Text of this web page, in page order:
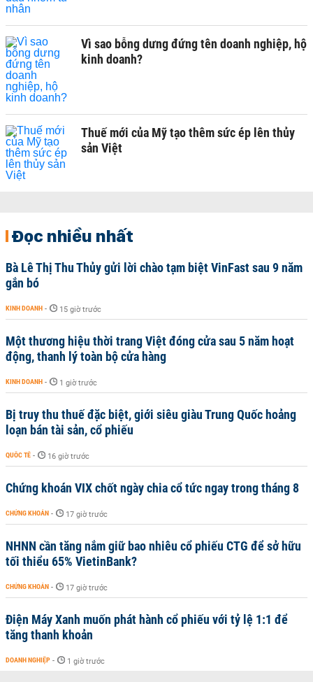
Vì sao bỗng dưng đứng tên doanh nghiệp, hộ
kinh doanh?
Thuế mới của Mỹ tạo thêm sức ép lên thủy
sản Việt
Đọc nhiều nhất
Bà Lê Thị Thu Thủy gửi lời chào tạm biệt VinFast sau 9 năm
gắn bó
KINH DOANH - 15 giờ trước
Một thương hiệu thời trang Việt đóng cửa sau 5 năm hoạt
động, thanh lý toàn bộ cửa hàng
KINH DOANH - 1 giờ trước
Bị truy thu thuế đặc biệt, giới siêu giàu Trung Quốc hoảng
loạn bán tài sản, cổ phiếu
QUỐC TẾ - 16 giờ trước
Chứng khoán VIX chốt ngày chia cổ tức ngay trong tháng 8
CHỨNG KHOÁN - 17 giờ trước
NHNN cần tăng nắm giữ bao nhiêu cổ phiếu CTG để sở hữu
tối thiểu 65% VietinBank?
CHỨNG KHOÁN - 17 giờ trước
Điện Máy Xanh muốn phát hành cổ phiếu với tỷ lệ 1:1 để
tăng thanh khoản
DOANH NGHIỆP - 1 giờ trước